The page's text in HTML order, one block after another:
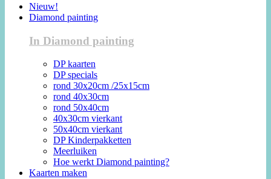
Nieuw!
Diamond painting
In Diamond painting
DP kaarten
DP specials
rond 30x20cm /25x15cm
rond 40x30cm
rond 50x40cm
40x30cm vierkant
50x40cm vierkant
DP Kinderpakketten
Meerluiken
Hoe werkt Diamond painting?
Kaarten maken